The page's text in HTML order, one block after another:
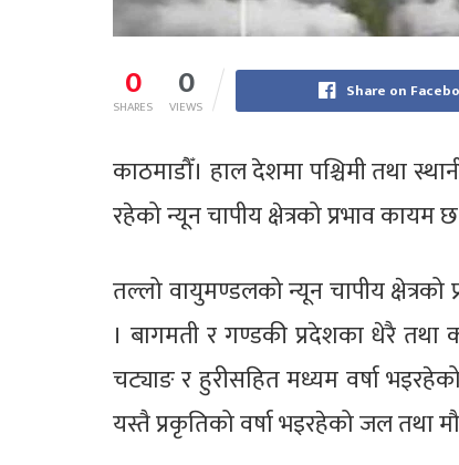
0
SHARES 0
VIEWS
Share on
काठमाडौँ। हाल देशमा पश्चिमी तथा
रहेको न्यून चापीय क्षेत्रको प्रभाव कायम
तल्लो वायुमण्डलको न्यून चापीय
। बागमती र गण्डकी प्रदेशका धेरै तथा
चट्याङ र हुरीसहित मध्यम वर्षा
यस्तै प्रकृतिको वर्षा भइरहेको जल तथा